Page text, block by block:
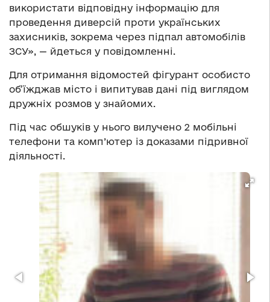
використати відповідну інформацію для
проведення диверсій проти українських
захисників, зокрема через підпал автомобілів
ЗСУ», — йдеться у повідомленні.
Для отримання відомостей фігурант особисто
об’їжджав місто і випитував дані під виглядом
дружніх розмов у знайомих.
Під час обшуків у нього вилучено 2 мобільні
телефони та комп’ютер із доказами підривної
діяльності.